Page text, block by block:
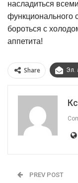
насладиться
функционального
бороться с
аппетита!
Share Эл.
PREV POST